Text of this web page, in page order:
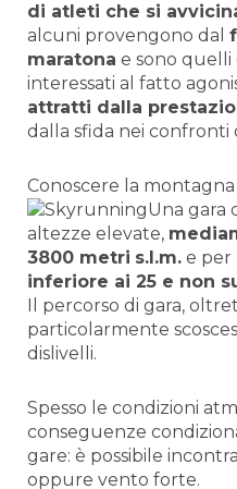
di atleti che si
alcuni provengono dal
maratona e sono
interessati al fatto
attratti dalla
dalla sfida nei confronti
Conoscere la montagna
Una gara
altezze elevate,
3800 metri s.l.m. e per
inferiore ai 25 e non
Il percorso di gara,
particolarmente
dislivelli.
Spesso le condizioni
conseguenze
gare: è possibile
oppure vento forte.